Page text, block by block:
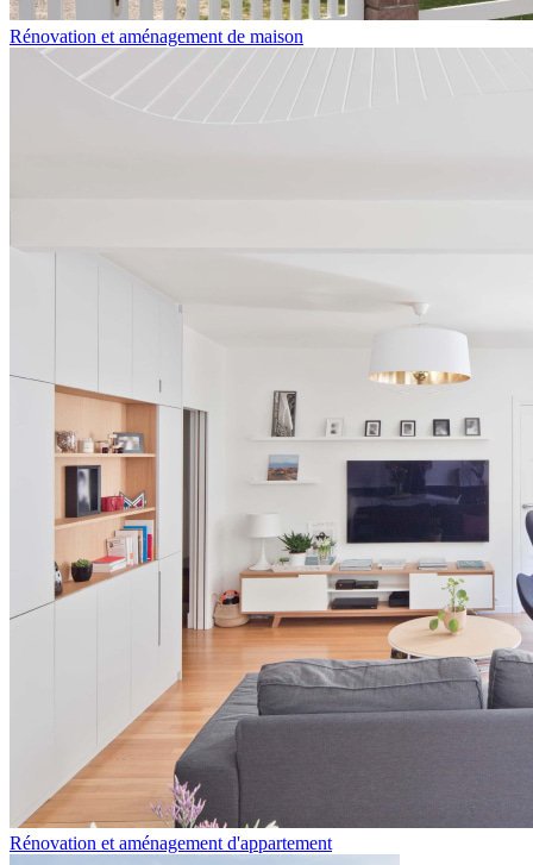
Rénovation et aménagement de maison
Rénovation et aménagement d'appartement